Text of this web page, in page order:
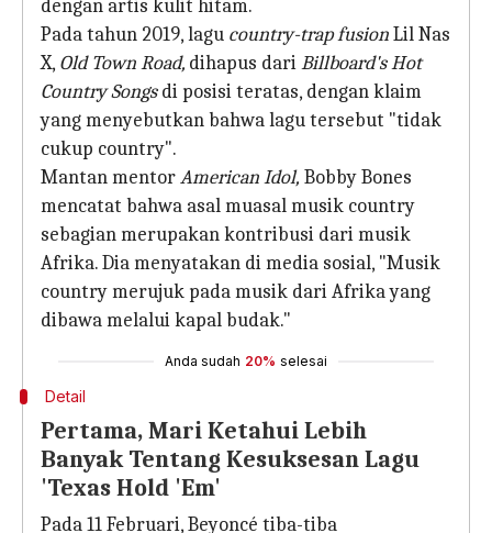
dengan artis kulit hitam.
Pada tahun 2019, lagu country-trap fusionLil Nas
X, Old Town Road, dihapus dariBillboard's Hot
Country Songsdi posisi teratas, dengan klaim
yang menyebutkan bahwa lagu tersebut "tidak
cukup country".
Mantan mentorAmerican Idol, Bobby Bones
mencatat bahwa asal muasal musik country
sebagian merupakan kontribusi dari musik
Afrika. Dia menyatakan di media sosial, "Musik
country merujuk pada musik dari Afrika yang
dibawa melalui kapal budak."
Anda sudah 20% selesai
Detail
Pertama, Mari Ketahui Lebih
Banyak Tentang Kesuksesan Lagu
'Texas Hold 'Em'
Pada 11 Februari, Beyoncé tiba-tiba